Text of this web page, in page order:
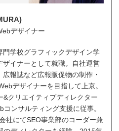
デザイナー
学校グラフィックデザイン学
イナーとして就職。自社運営
報誌など広報販促物の制作・
デザイナーを目指して上京。
&クリエイティブディレクター
ンサルティング支援に従事。
社にてSEO事業部のコーダー兼